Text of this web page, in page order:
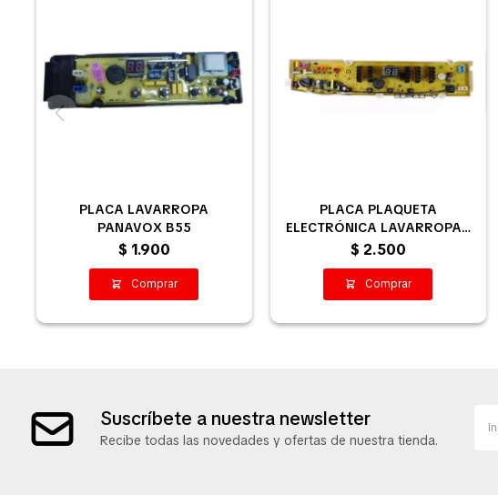
PLACA LAVARROPA
PANAVOX B55
$ 1.900
PLACA PLAQUETA
ELECTRÓNICA LAVARROPAS
PANAVOX PLATA 6 Y 8 K
$ 2.500
Suscríbete a nuestra newsletter
Recibe todas las novedades y ofertas de nuestra tienda.